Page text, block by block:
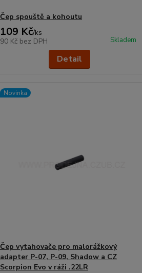
Čep spouště a kohoutu
109 Kč/ks
90 Kč bez DPH Skladem
Detail
Novinka
Čep vytahovače pro malorážkový
adapter P-07, P-09, Shadow a CZ
Scorpion Evo v ráži .22LR